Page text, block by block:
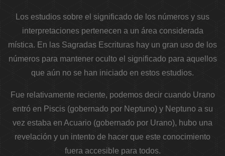
Los estudios sobre el significado de los números y sus
interpretaciones pertenecen a un área considerada
mística. En las Sagradas Escrituras hay un gran uso de los
números para mantener oculto el significado para aquellos
que aún no se han iniciado en estos estudios.
Fue relativamente reciente, podemos decir cuando Urano
entró en Piscis (gobernado por Neptuno) y Neptuno a su
vez estaba en Acuario (gobernado por Urano), hubo una
revelación y un intento de hacer que este conocimiento
fuera accesible para todos.